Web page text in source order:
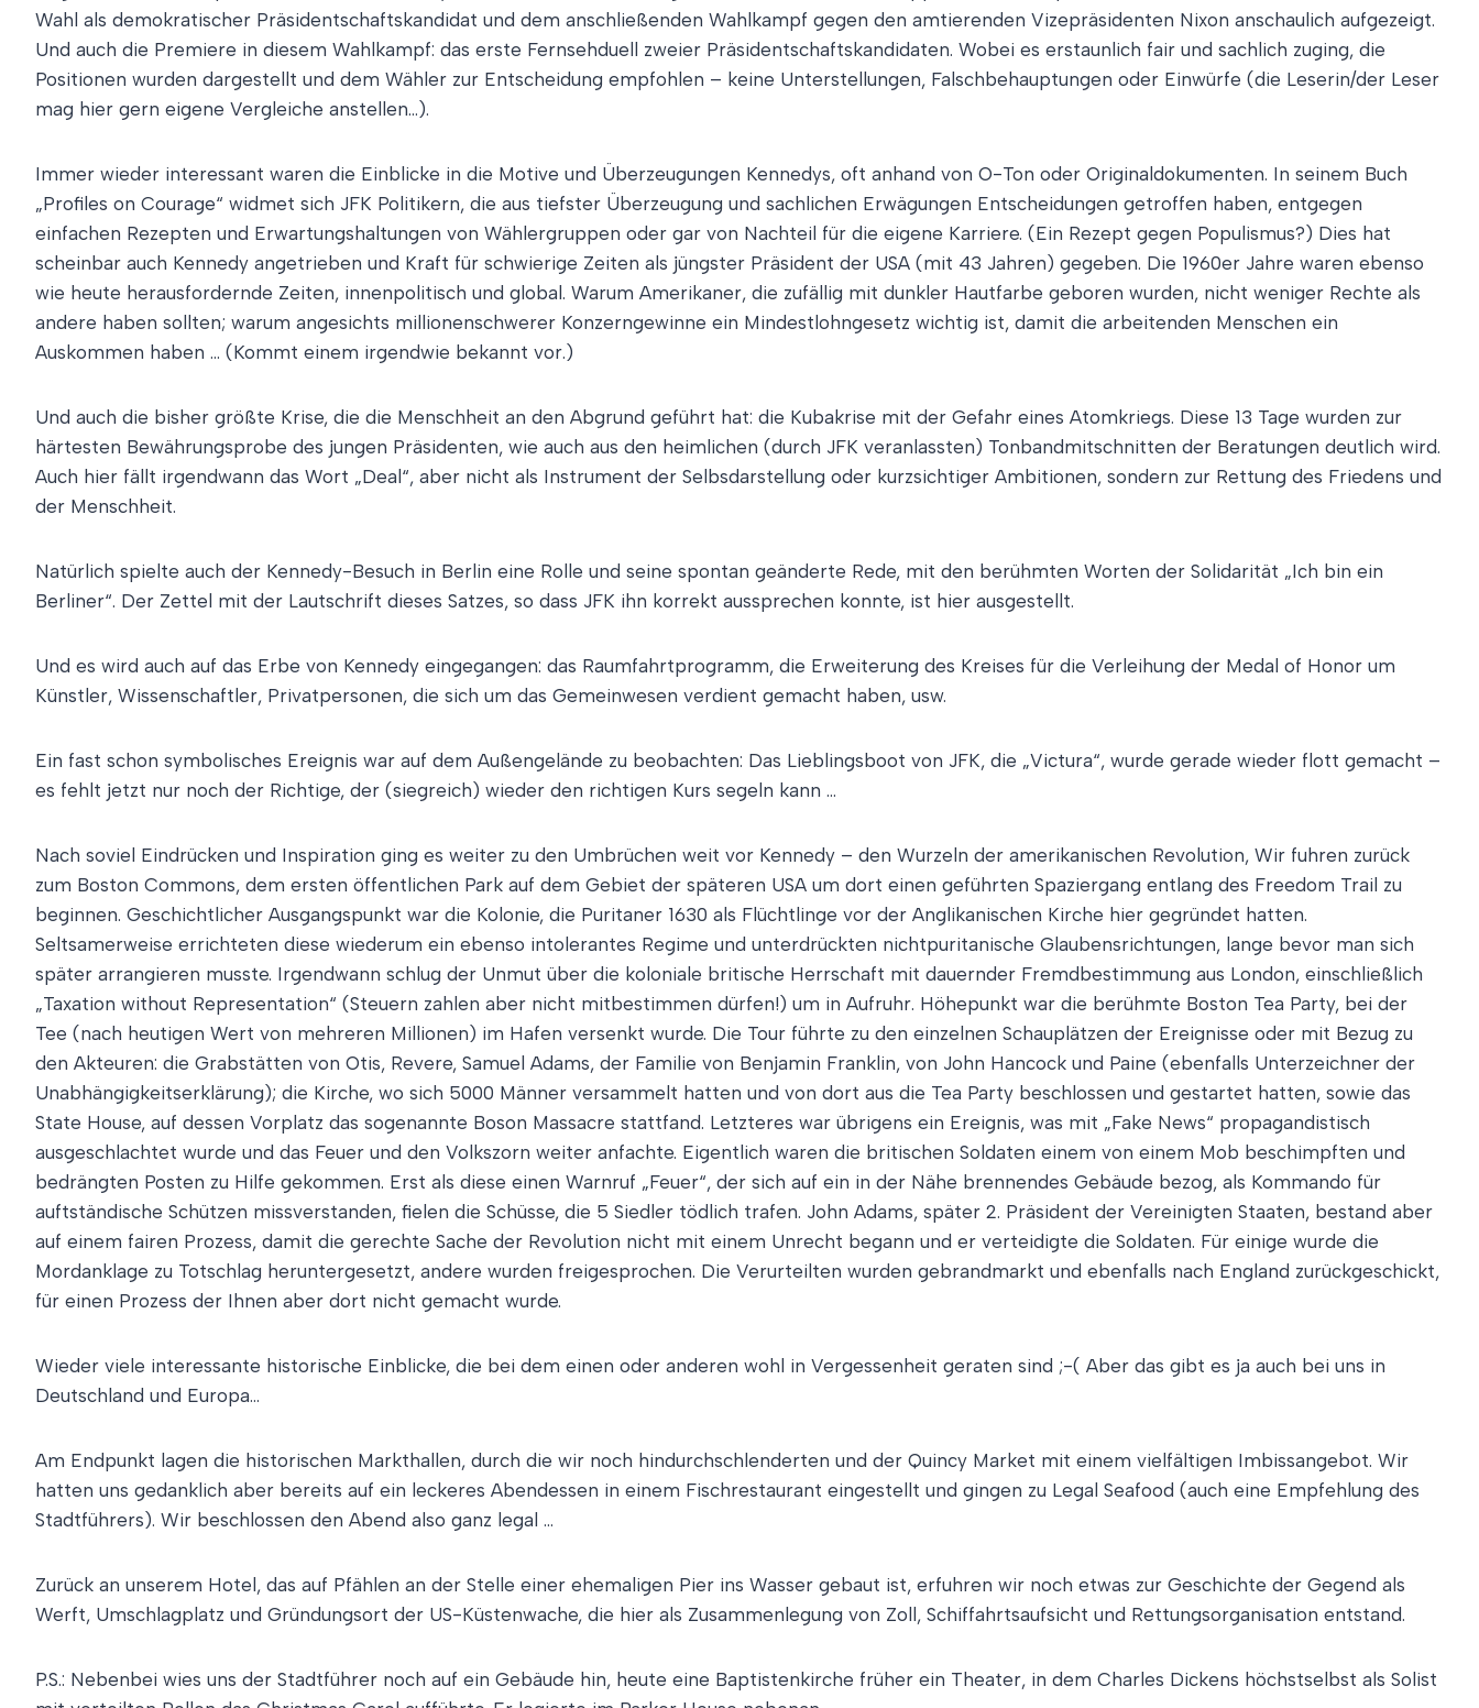
Wahl als demokratischer Präsidentschaftskandidat und dem anschließenden Wahlkampf gegen den amtierenden Vizepräsidenten Nixon anschaulich aufgezeigt.
Und auch die Premiere in diesem Wahlkampf: das erste Fernsehduell zweier Präsidentschaftskandidaten. Wobei es erstaunlich fair und sachlich zuging, die
Positionen wurden dargestellt und dem Wähler zur Entscheidung empfohlen – keine Unterstellungen, Falschbehauptungen oder Einwürfe (die Leserin/der Leser
mag hier gern eigene Vergleiche anstellen…).
Immer wieder interessant waren die Einblicke in die Motive und Überzeugungen Kennedys, oft anhand von O-Ton oder Originaldokumenten. In seinem Buch
„Profiles on Courage“ widmet sich JFK Politikern, die aus tiefster Überzeugung und sachlichen Erwägungen Entscheidungen getroffen haben, entgegen
einfachen Rezepten und Erwartungshaltungen von Wählergruppen oder gar von Nachteil für die eigene Karriere. (Ein Rezept gegen Populismus?) Dies hat
scheinbar auch Kennedy angetrieben und Kraft für schwierige Zeiten als jüngster Präsident der USA (mit 43 Jahren) gegeben. Die 1960er Jahre waren ebenso
wie heute herausfordernde Zeiten, innenpolitisch und global. Warum Amerikaner, die zufällig mit dunkler Hautfarbe geboren wurden, nicht weniger Rechte als
andere haben sollten; warum angesichts millionenschwerer Konzerngewinne ein Mindestlohngesetz wichtig ist, damit die arbeitenden Menschen ein
Auskommen haben … (Kommt einem irgendwie bekannt vor.)
Und auch die bisher größte Krise, die die Menschheit an den Abgrund geführt hat: die Kubakrise mit der Gefahr eines Atomkriegs. Diese 13 Tage wurden zur
härtesten Bewährungsprobe des jungen Präsidenten, wie auch aus den heimlichen (durch JFK veranlassten) Tonbandmitschnitten der Beratungen deutlich wird.
Auch hier fällt irgendwann das Wort „Deal“, aber nicht als Instrument der Selbsdarstellung oder kurzsichtiger Ambitionen, sondern zur Rettung des Friedens und
der Menschheit.
Natürlich spielte auch der Kennedy-Besuch in Berlin eine Rolle und seine spontan geänderte Rede, mit den berühmten Worten der Solidarität „Ich bin ein
Berliner“. Der Zettel mit der Lautschrift dieses Satzes, so dass JFK ihn korrekt aussprechen konnte, ist hier ausgestellt.
Und es wird auch auf das Erbe von Kennedy eingegangen: das Raumfahrtprogramm, die Erweiterung des Kreises für die Verleihung der Medal of Honor um
Künstler, Wissenschaftler, Privatpersonen, die sich um das Gemeinwesen verdient gemacht haben, usw.
Ein fast schon symbolisches Ereignis war auf dem Außengelände zu beobachten: Das Lieblingsboot von JFK, die „Victura“, wurde gerade wieder flott gemacht –
es fehlt jetzt nur noch der Richtige, der (siegreich) wieder den richtigen Kurs segeln kann …
Nach soviel Eindrücken und Inspiration ging es weiter zu den Umbrüchen weit vor Kennedy – den Wurzeln der amerikanischen Revolution, Wir fuhren zurück
zum Boston Commons, dem ersten öffentlichen Park auf dem Gebiet der späteren USA um dort einen geführten Spaziergang entlang des Freedom Trail zu
beginnen. Geschichtlicher Ausgangspunkt war die Kolonie, die Puritaner 1630 als Flüchtlinge vor der Anglikanischen Kirche hier gegründet hatten.
Seltsamerweise errichteten diese wiederum ein ebenso intolerantes Regime und unterdrückten nichtpuritanische Glaubensrichtungen, lange bevor man sich
später arrangieren musste. Irgendwann schlug der Unmut über die koloniale britische Herrschaft mit dauernder Fremdbestimmung aus London, einschließlich
„Taxation without Representation“ (Steuern zahlen aber nicht mitbestimmen dürfen!) um in Aufruhr. Höhepunkt war die berühmte Boston Tea Party, bei der
Tee (nach heutigen Wert von mehreren Millionen) im Hafen versenkt wurde. Die Tour führte zu den einzelnen Schauplätzen der Ereignisse oder mit Bezug zu
den Akteuren: die Grabstätten von Otis, Revere, Samuel Adams, der Familie von Benjamin Franklin, von John Hancock und Paine (ebenfalls Unterzeichner der
Unabhängigkeitserklärung); die Kirche, wo sich 5000 Männer versammelt hatten und von dort aus die Tea Party beschlossen und gestartet hatten, sowie das
State House, auf dessen Vorplatz das sogenannte Boson Massacre stattfand. Letzteres war übrigens ein Ereignis, was mit „Fake News“ propagandistisch
ausgeschlachtet wurde und das Feuer und den Volkszorn weiter anfachte. Eigentlich waren die britischen Soldaten einem von einem Mob beschimpften und
bedrängten Posten zu Hilfe gekommen. Erst als diese einen Warnruf „Feuer“, der sich auf ein in der Nähe brennendes Gebäude bezog, als Kommando für
auftständische Schützen missverstanden, fielen die Schüsse, die 5 Siedler tödlich trafen. John Adams, später 2. Präsident der Vereinigten Staaten, bestand aber
auf einem fairen Prozess, damit die gerechte Sache der Revolution nicht mit einem Unrecht begann und er verteidigte die Soldaten. Für einige wurde die
Mordanklage zu Totschlag heruntergesetzt, andere wurden freigesprochen. Die Verurteilten wurden gebrandmarkt und ebenfalls nach England zurückgeschickt,
für einen Prozess der Ihnen aber dort nicht gemacht wurde.
Wieder viele interessante historische Einblicke, die bei dem einen oder anderen wohl in Vergessenheit geraten sind ;-( Aber das gibt es ja auch bei uns in
Deutschland und Europa…
Am Endpunkt lagen die historischen Markthallen, durch die wir noch hindurchschlenderten und der Quincy Market mit einem vielfältigen Imbissangebot. Wir
hatten uns gedanklich aber bereits auf ein leckeres Abendessen in einem Fischrestaurant eingestellt und gingen zu Legal Seafood (auch eine Empfehlung des
Stadtführers). Wir beschlossen den Abend also ganz legal …
Zurück an unserem Hotel, das auf Pfählen an der Stelle einer ehemaligen Pier ins Wasser gebaut ist, erfuhren wir noch etwas zur Geschichte der Gegend als
Werft, Umschlagplatz und Gründungsort der US-Küstenwache, die hier als Zusammenlegung von Zoll, Schiffahrtsaufsicht und Rettungsorganisation entstand.
P.S.: Nebenbei wies uns der Stadtführer noch auf ein Gebäude hin, heute eine Baptistenkirche früher ein Theater, in dem Charles Dickens höchstselbst als Solist